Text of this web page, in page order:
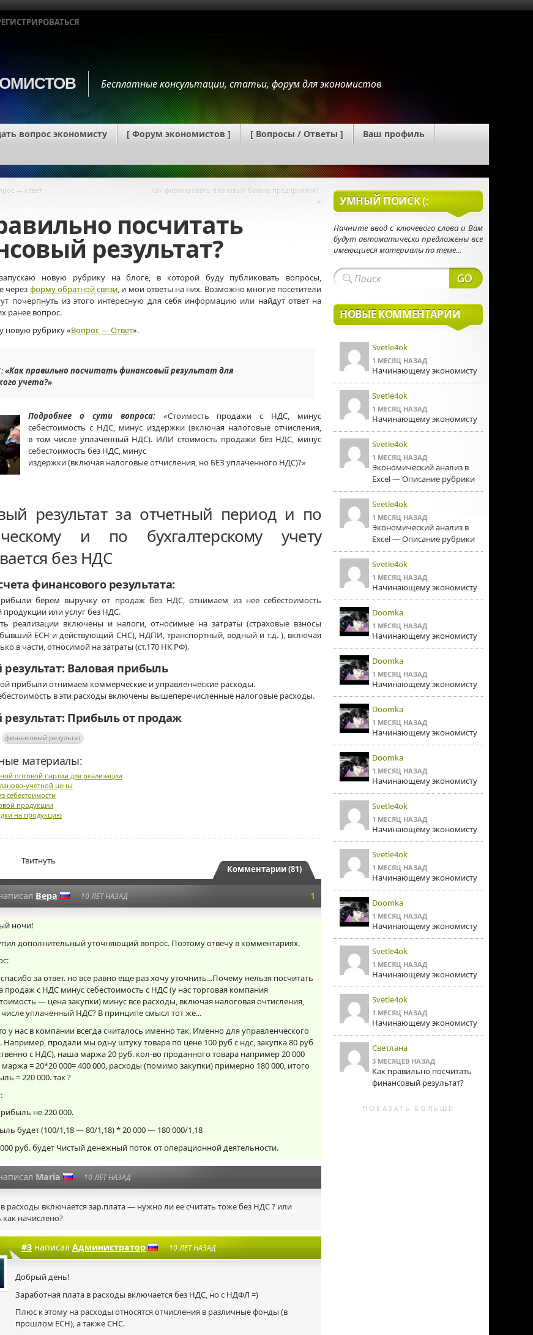
Бесплатные консультации, статьи, форум для экономистов
вопрос экономисту [ Форум экономистов ] [ Вопросы / Ответы ]
Ваш профиль
— ответ Как формировать плановый баланс предприятия?
»
посчитать
результат?
новую рубрику на блоге, в которой буду публиковать вопросы,
через форму обратной связи, и мои ответы на них. Возможно многие посетители
почерпнуть из этого интересную для себя информацию или найдут ответ на
ранее вопрос.
новую рубрику «Вопрос — Ответ».
«Как правильно посчитать финансовый результат для
учета?»
Подробнее о сути вопроса:«Стоимость продажи с НДС, минус
себестоимость с НДС, минус издержки (включая налоговые отчисления,
в том числе уплаченный НДС). ИЛИ стоимость продажи без НДС, минус
себестоимость без НДС, минус
издержки (включая налоговые отчисления, но БЕЗ уплаченного НДС)?»
результат за отчетный период и по
и по бухгалтерскому учету
без НДС
финансового результата:
берем выручку от продаж без НДС, отнимаем из нее себестоимость
продукции или услуг без НДС.
реализации включены и налоги, относимые на затраты (страховые взносы
ЕСН и действующий СНС), НДПИ, транспортный, водный и т.д. ), включая
в части, относимой на затраты (ст.170 НК РФ).
Валовая прибыль
прибыли отнимаем коммерческие и управленческие расходы.
в эти расходы включены вышеперечисленные налоговые расходы.
Прибыль от продаж
финансовый результат
материалы:
оптовой партии для реализации
учетной цены
себестоимости
продукции
на продукцию
Твитнуть
Комментарии (81)
Вера 10 ЛЕТ НАЗАД 1
ночи!
дополнительный уточняющий вопрос. Поэтому отвечу в комментариях.
за ответ. но все равно еще раз хочу уточнить...Почему нельзя посчитать
продаж с НДС минус себестоимость с НДС (у нас торговая компания
— цена закупки) минус все расходы, включая налоговая очтисления,
числе уплаченный НДС? В принципе смысл тот же...
у нас в компании всегда считалось именно так. Именно для управленческого
Например, продали мы одну штуку товара по цене 100 руб с ндс, закупка 80 руб
с НДС), наша маржа 20 руб. кол-во проданного товара например 20 000
= 20*20 000= 400 000, расходы (помимо закупки) примерно 180 000, итого
= 220 000. так ?
не 220 000.
будет (100/1,18 — 80/1,18) * 20 000 — 180 000/1,18
руб. будет Чистый денежный поток от операционной деятельности.
Maria 10 ЛЕТ НАЗАД
расходы включается зар.плата — нужно ли ее считать тоже без НДС ? или
как начислено?
#3написалАдминистратор 10 ЛЕТ НАЗАД
Добрый день!
Заработная плата в расходы включается без НДС, но с НДФЛ =)
Плюс к этому на расходы относятся отчисления в различные фонды (в
прошлом ЕСН), а также СНС.
УМНЫЙ ПОИСК (:
Начните ввод c ключевого слова и Вам
будут автоматически предложены все
имеющиеся материалы по теме...
НОВЫЕ КОММЕНТАРИИ
Svetle4ok
1 МЕСЯЦ НАЗАД
Начинающему экономисту
Svetle4ok
1 МЕСЯЦ НАЗАД
Начинающему экономисту
Svetle4ok
1 МЕСЯЦ НАЗАД
Экономический анализ в
Excel — Описание рубрики
Svetle4ok
1 МЕСЯЦ НАЗАД
Экономический анализ в
Excel — Описание рубрики
Svetle4ok
1 МЕСЯЦ НАЗАД
Начинающему экономисту
Doomka
1 МЕСЯЦ НАЗАД
Начинающему экономисту
Doomka
1 МЕСЯЦ НАЗАД
Начинающему экономисту
Doomka
1 МЕСЯЦ НАЗАД
Начинающему экономисту
Doomka
1 МЕСЯЦ НАЗАД
Начинающему экономисту
Svetle4ok
1 МЕСЯЦ НАЗАД
Начинающему экономисту
Svetle4ok
1 МЕСЯЦ НАЗАД
Начинающему экономисту
Doomka
1 МЕСЯЦ НАЗАД
Начинающему экономисту
Svetle4ok
1 МЕСЯЦ НАЗАД
Начинающему экономисту
Svetle4ok
1 МЕСЯЦ НАЗАД
Начинающему экономисту
Светлана
3 МЕСЯЦЕВ НАЗАД
Как правильно посчитать
финансовый результат?
ПОКАЗАТЬ БОЛЬШЕ